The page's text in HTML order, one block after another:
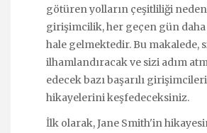
götüren yolların çeşitliliği
girişimcilik, her geçen gün
hale gelmektedir. Bu makalede,
ilhamlandıracak ve sizi adım
edecek bazı başarılı
hikayelerini keşfedeceksiniz.
İlk olarak, Jane Smith'in